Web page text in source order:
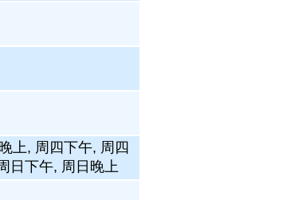
上, 周四下午, 周四
日下午, 周日晚上